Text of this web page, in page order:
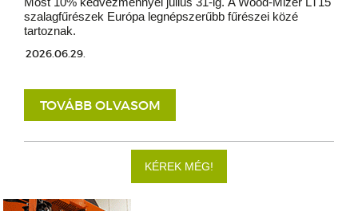
szalagfűrészek Európa legnépszerűbb fűrészei közé
tartoznak.
2026.06.29.
TOVÁBB OLVASOM
KÉREK MÉG!